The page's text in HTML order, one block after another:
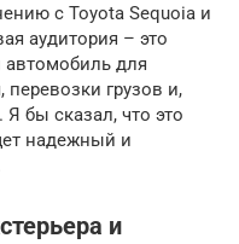
с Toyota Sequoia и
аудитория – это
для
перевозки грузов и,
бы сказал, что это
надежный и
и